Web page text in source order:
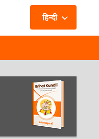
हिन्दी